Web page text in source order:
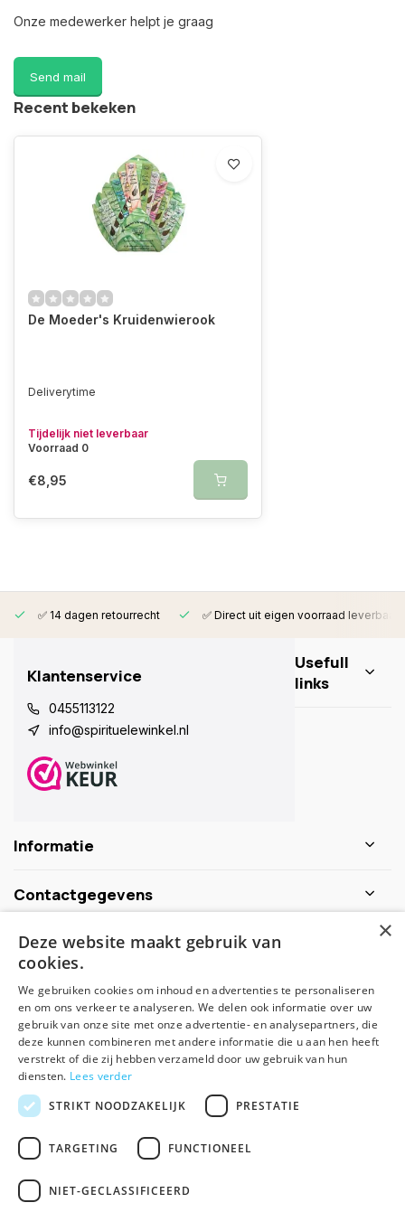
Onze medewerker helpt je graag
Send mail
Recent bekeken
De Moeder's Kruidenwierook
Deliverytime
Tijdelijk niet leverbaar
Voorraad 0
€8,95
✅ 14 dagen retourrecht ✅ Direct uit eigen voorraad leverbaar
Klantenservice
0455113122
info@spirituelewinkel.nl
Usefull
links
Informatie
Contactgegevens
Schijf je nu in voor de nieuwsbrief
Abonneer
Algemene voorwaarden Disclaimer
×
Deze website maakt gebruik van
cookies.
We gebruiken cookies om inhoud en advertenties te personaliseren
en om ons verkeer te analyseren. We delen ook informatie over uw
gebruik van onze site met onze advertentie- en analysepartners, die
deze kunnen combineren met andere informatie die u aan hen heeft
verstrekt of die zij hebben verzameld door uw gebruik van hun
diensten. Lees verder
STRIKT NOODZAKELIJK
PRESTATIE
TARGETING FUNCTIONEEL
NIET-GECLASSIFICEERD